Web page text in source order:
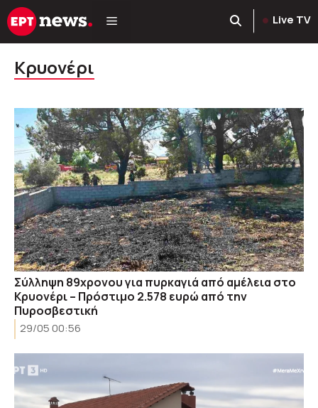
Μετάβαση
σε
Live TV
Κρυονέρι
Σύλληψη 89χρονου για πυρκαγιά από αμέλεια στο
Κρυονέρι – Πρόστιμο 2.578 ευρώ από την
Πυροσβεστική
29/05 00:56